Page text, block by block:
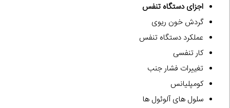
اجزای دستگاه تنفس
گردش خون ریوی
عملکرد دستگاه تنفس
کار تنفسی
تغییرات فشار جنب
کومپلیانس
سلول های آلوئول ها